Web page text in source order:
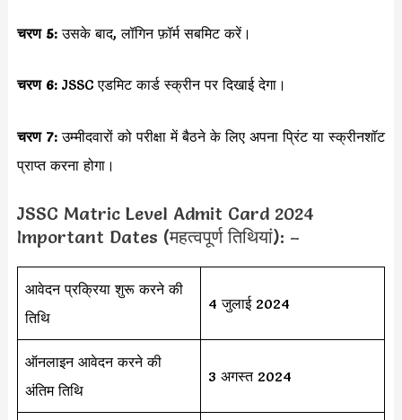
चरण 5:उसके बाद, लॉगिन फ़ॉर्म सबमिट करें।
चरण 6: JSSC एडमिट कार्ड स्क्रीन पर दिखाई देगा।
चरण 7:उम्मीदवारों को परीक्षा में बैठने के लिए अपना प्रिंट या स्क्रीनशॉट
प्राप्त करना होगा।
JSSC Matric Level Admit Card 2024
Important Dates (महत्वपूर्ण तिथियां): –
आवेदन प्रक्रिया शुरू करने की
तिथि
4 जुलाई 2024
ऑनलाइन आवेदन करने की
अंतिम तिथि
3 अगस्त 2024